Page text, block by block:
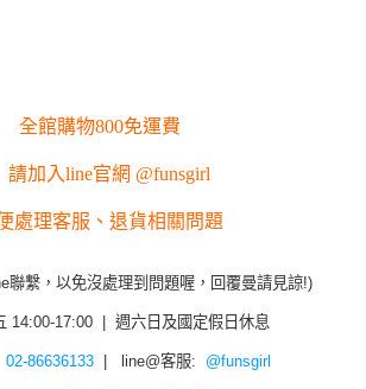
全館購物800免運費
請加入line官網 @funsgirl
處理客服、退貨相關問題
聯繫，以免沒處理到問題喔，回覆曼請見諒!)
14:00-17:00 | 週六日及國定假日休息
02-86636133| line@客服: @funsgirl